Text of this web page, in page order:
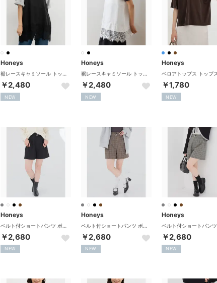
Honeys
￥2,480
NEW
Honeys
￥2,480
NEW
Honeys
￥1,780
NEW
Honeys
￥2,680
NEW
Honeys
￥2,680
NEW
Honeys
￥2,680
NEW